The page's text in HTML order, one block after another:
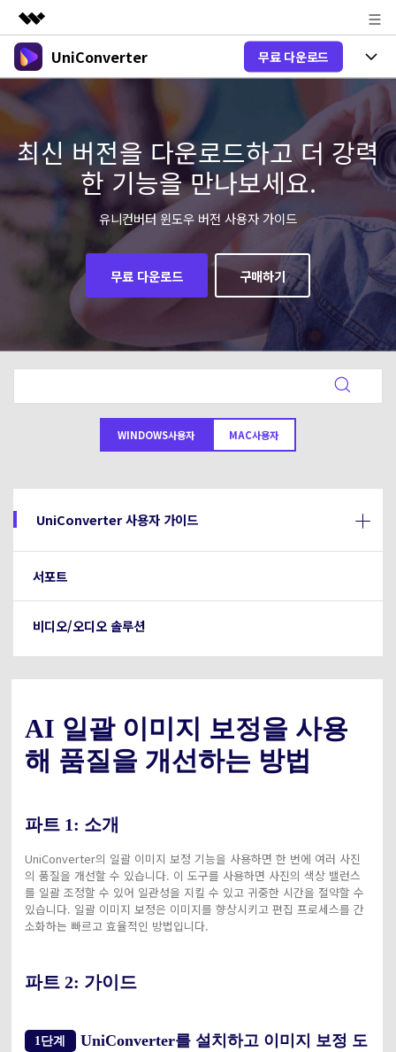
주요 제품
AIGC 크리에이티비티
유틸리티
비즈니스
솔루션
회사 소개
뉴스룸
플랜 및 가격
도움말 센터
UniConverter 무료 다운로드
제품 선택
올인원 미디어 툴박스
유니컨버터-윈도우 버전
제품 기능
음성 텍스트 변환
음성/동영상을 텍스트로 빠르고 정확
하게 변환하세요.
New
동영상 변환
업그레이드된 뛰어난 지능형 변환 프로
Hot
온라인 도구
온라인 오디오 편집기
오디오 변환
New
온라인 영상 편집기
동영상 변환
Hot
V17 업그레이드
블로그
DVD / CD 사용자
DVD 변환
New
Hot
DVD / CD 사용자
카메라 사용자
무비 사용자
더 많은 솔루션 알아보기
가이드
지원되는 형식, 장치 및 GPU의 전체 목록.
새로운 정보
온라인으로 시작하기
search
최신 버전을 다운로드하고 더 강력
한 기능을 만나보세요.
유니컨버터 윈도우 버전 사용자 가이드
무료 다운로드 구매하기
WINDOWS사용자 MAC사용자
UniConverter 사용자 가이드
서포트
비디오/오디오 솔루션
AI 일괄 이미지 보정을 사용
해 품질을 개선하는 방법
파트 1: 소개
UniConverter의 일괄 이미지 보정 기능을 사용하면 한 번에 여러 사진
의 품질을 개선할 수 있습니다. 이 도구를 사용하면 사진의 색상 밸런스
를 일괄 조정할 수 있어 일관성을 지킬 수 있고 귀중한 시간을 절약할 수
있습니다. 일괄 이미지 보정은 이미지를 향상시키고 편집 프로세스를 간
소화하는 빠르고 효율적인 방법입니다.
파트 2: 가이드
1단계
UniConverter를 설치하고 이미지 보정 도